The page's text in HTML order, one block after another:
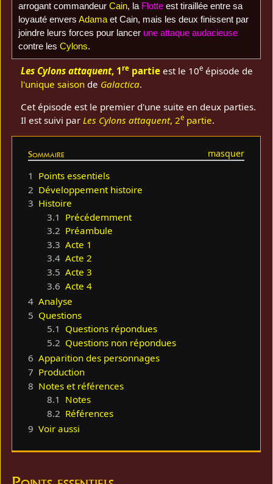
arrogant commandeur Cain, la Flotteest tiraillée entre sa
loyauté envers Adamaet Cain, mais les deux finissent par
joindre leurs forces pour lancer une attaque audacieuse
contre les Cylons.
Les Cylons attaquent, 1re partie est le 10e épisode de
l'unique saison de Galactica.
Cet épisode est le premier d'une suite en deux parties.
Il est suivi par Les Cylons attaquent, 2e partie.
Sommaire
1 Points essentiels
2 Développement histoire
3 Histoire
3.1 Précédemment
3.2 Préambule
3.3 Acte 1
3.4 Acte 2
3.5 Acte 3
3.6 Acte 4
4 Analyse
5 Questions
5.1 Questions répondues
5.2 Questions non répondues
6 Apparition des personnages
7 Production
8 Notes et références
8.1 Notes
8.2 Références
9 Voir aussi